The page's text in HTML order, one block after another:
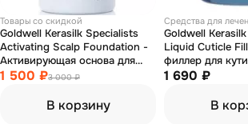
Товары со скидкой
Goldwell Kerasilk Specialists
Activating Scalp Foundation -
Активирующая основа для
кожи головы 110 мл
1 500 ₽3 000 ₽
В корзину
Средства для
Goldwell
Liquid Cuticle
филлер для
1 690 ₽
В